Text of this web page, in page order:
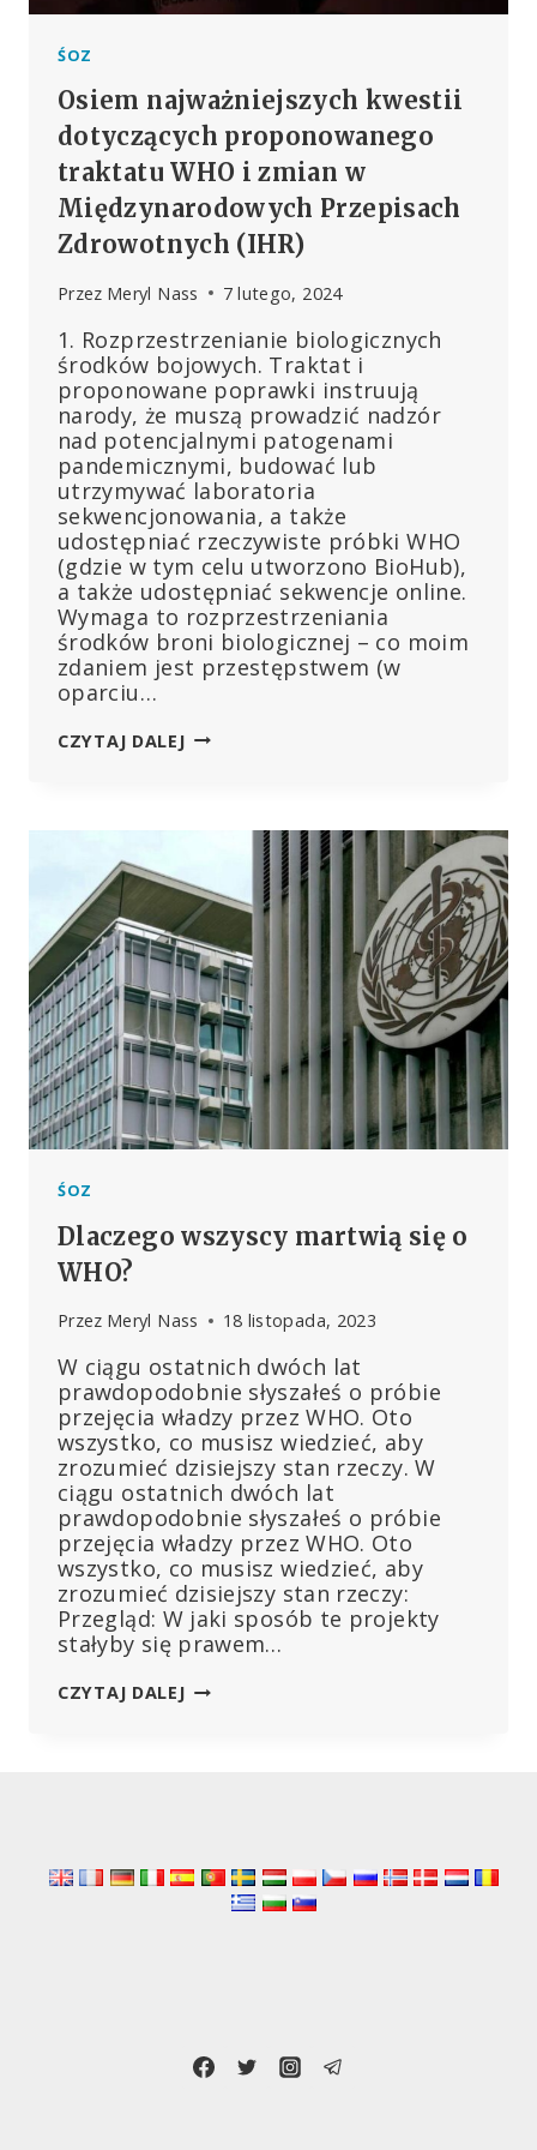
ŚOZ
Osiem najważniejszych kwestii
dotyczących proponowanego
traktatu WHO i zmian w
Międzynarodowych Przepisach
Zdrowotnych (IHR)
Przez Meryl Nass 7 lutego, 2024
1. Rozprzestrzenianie biologicznych
środków bojowych. Traktat i
proponowane poprawki instruują
narody, że muszą prowadzić nadzór
nad potencjalnymi patogenami
pandemicznymi, budować lub
utrzymywać laboratoria
sekwencjonowania, a także
udostępniać rzeczywiste próbki WHO
(gdzie w tym celu utworzono BioHub),
a także udostępniać sekwencje online.
Wymaga to rozprzestrzeniania
środków broni biologicznej – co moim
zdaniem jest przestępstwem (w
oparciu…
CZYTAJ DALEJOSIEM
PROPONOWANEGO
TRAKTATU
WHO
I
ZMIAN
W
MIĘDZYNARODOWYCH
PRZEPISACH
ZDROWOTNYCH
(IHR)
ŚOZ
Dlaczego wszyscy martwią się o
WHO?
Przez Meryl Nass 18 listopada, 2023
W ciągu ostatnich dwóch lat
prawdopodobnie słyszałeś o próbie
przejęcia władzy przez WHO. Oto
wszystko, co musisz wiedzieć, aby
zrozumieć dzisiejszy stan rzeczy. W
ciągu ostatnich dwóch lat
prawdopodobnie słyszałeś o próbie
przejęcia władzy przez WHO. Oto
wszystko, co musisz wiedzieć, aby
zrozumieć dzisiejszy stan rzeczy:
Przegląd: W jaki sposób te projekty
stałyby się prawem…
CZYTAJ DALEJDLACZEGO